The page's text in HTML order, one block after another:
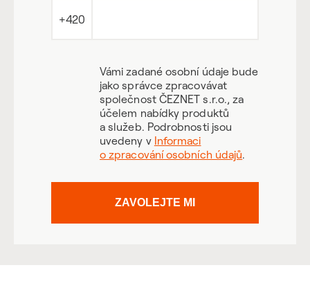
+420
Vámi zadané osobní údaje bude
jako správce zpracovávat
společnost ČEZNET s.r.o., za
účelem nabídky produktů
a služeb. Podrobnosti jsou
uvedeny v Informaci
o zpracování osobních údajů.
ZAVOLEJTE MI